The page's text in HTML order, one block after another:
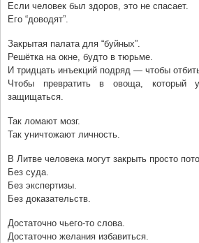
Если человек был здоров, это не спасает.
Его “доводят”.
Закрытая палата для “буйных”.
Решётка на окне, будто в тюрьме.
И тридцать инъекций подряд — чтобы
Чтобы превратить в овоща, который
защищаться.
Так ломают мозг.
Так уничтожают личность.
В Литве человека могут закрыть просто
Без суда.
Без экспертизы.
Без доказательств.
Достаточно чьего-то слова.
Достаточно желания избавиться.